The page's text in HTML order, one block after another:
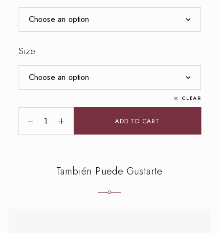
Size
CLEAR
ADD TO CART
También Puede Gustarte